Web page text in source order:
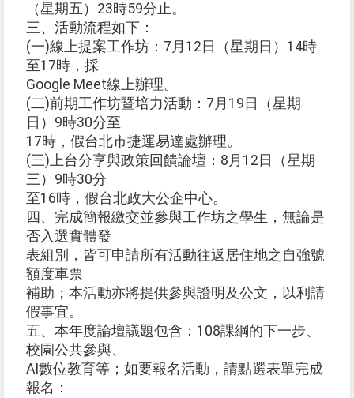
（星期五）23時59分止。
三、活動流程如下：
(一)線上提案工作坊：7月12日（星期日）14時
至17時，採
Google Meet線上辦理。
(二)前期工作坊暨培力活動：7月19日（星期
日）9時30分至
17時，假台北市捷運易達處辦理。
(三)上台分享與政策回饋論壇：8月12日（星期
三）9時30分
至16時，假台北政大公企中心。
四、完成簡報繳交並參與工作坊之學生，無論是
否入選實體發
表組別，皆可申請所有活動往返居住地之自強號
額度車票
補助；本活動亦將提供參與證明及公文，以利請
假事宜。
五、本年度論壇議題包含：108課綱的下一步、
校園公共參與、
AI數位教育等；如要報名活動，請點選表單完成
報名：